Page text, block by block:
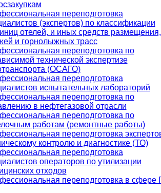
переподготовка
(экспертов) по классификации
отелей, и иных средств размещения,
и горнолыжных трасс
переподготовка по
технической экспертизе
(ОСАГО)
переподготовка
испытательных лабораторий
переподготовка по
в нефтегазовой отрасли
переподготовка по
работам (ремонтные работы)
переподготовка
контролю и диагностике (ТО)
переподготовка
операторов по утилизации
отходов
переподготовка в сфере